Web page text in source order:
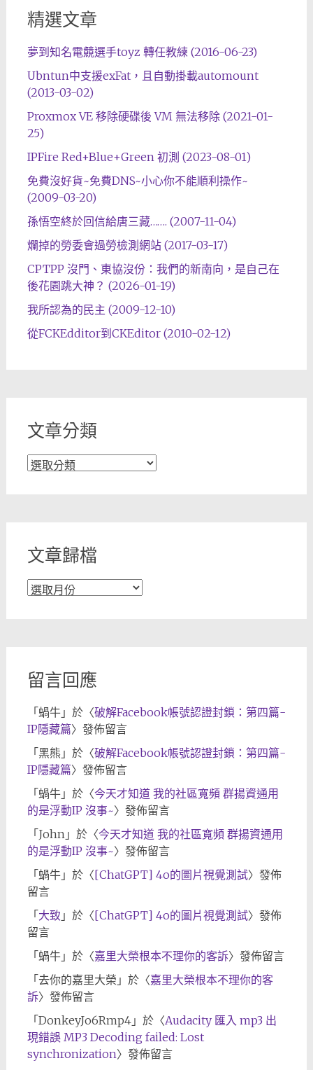
精選文章
夢到知名電竸選手toyz 轉任教練 (2016-06-23)
Ubntun中支援exFat，且自動掛載automount
(2013-03-02)
Proxmox VE 移除硬碟後 VM 無法移除 (2021-01-
25)
IPFire Red+Blue+Green 初測 (2023-08-01)
免費沒好貨~免費DNS~小心你不能順利操作~
(2009-03-20)
孫悟空終於回信給唐三藏……. (2007-11-04)
爛掉的勞委會過勞檢測網站 (2017-03-17)
CPTPP 沒門、東協沒份：我們的新南向，是自己在
後花園跳大神？ (2026-01-19)
我所認為的民主 (2009-12-10)
從FCKEdditor到CKEditor (2010-02-12)
文章分類
文
文章歸檔
文
留言回應
「 蝸牛」於〈破解Facebook帳號認證封鎖：第四篇-
IP隱藏篇〉發佈留言
「 黑熊 」於〈破解Facebook帳號認證封鎖：第四篇-
IP隱藏篇〉發佈留言
「 蝸牛」於〈今天才知道 我的社區寬頻 群揚資通用
的是浮動IP 沒事~〉發佈留言
「 John」於〈今天才知道 我的社區寬頻 群揚資通用
的是浮動IP 沒事~〉發佈留言
「 蝸牛」於〈[ChatGPT] 4o的圖片視覺測試〉發佈
留言
「 大致 」於〈[ChatGPT] 4o的圖片視覺測試〉發佈
留言
「 蝸牛」於〈嘉里大榮根本不理你的客訴〉發佈留言
「 去你的嘉里大榮 」於〈嘉里大榮根本不理你的客
訴〉發佈留言
「 DonkeyJo6Rmp4」於〈Audacity 匯入 mp3 出
現錯誤 MP3 Decoding failed: Lost
synchronization〉發佈留言